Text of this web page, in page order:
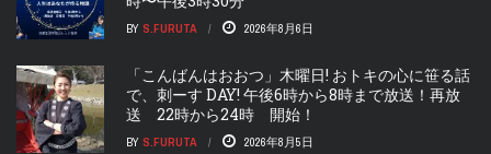
BY S.FURUTA 2026年8月6日
「こんばんはおおつ」木曜日! おトキの心に笹る話
で、刺ーす DAY! 午後6時から8時まで放送！再放
送 22時から24時 開始！
BY S.FURUTA 2026年8月5日